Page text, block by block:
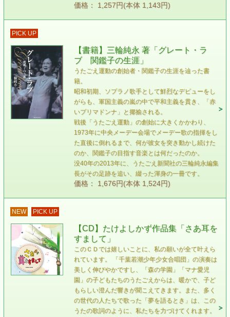
価格： 1,257円(本体 1,143円)
PICK UP
【書籍】三輪純永 著「グレート・ラ
ブ 関鑑子の生涯」
うたごえ運動の創始者・関鑑子の生涯を辿った書
籍。
昭和初期、ソプラノ歌手として鮮烈なデビューをし
がらも、軍国主義の嵐の中で平和主義を貫き、「赤
いプリマドンナ」と揶揄される。
戦後「うたごえ運動」の創始に大きくかかわり、
1973年に中央メーデー会場でメーデー歌の指揮をし
た直後に倒れるまで、何が彼女を突き動かし続けた
のか、関鑑子の目指す音楽とは何だったのか。
没40年の2013年に、うたごえ新聞社の三輪純永編集
長がその足跡を追い、綴った渾身の一冊です。
価格： 1,676円(本体 1,524円)
NEW PICK UP
【CD】たけよしかず作品集「さあ耳を
すまして」
このＣＤでは嬉しいことに、私の願いが全て叶えら
れています。 「千葉若潮少年少女合唱団」の演奏は
美しく伸びやかですし、「森の学園」「マナ愛児
園」の子どもたちのうたごえからは、暖かで、子ど
もらしい澄んだ響きが聞こえてきます。また、多く
の世代の人たちで歌った「夢を語るとき」は、この
うたの歌詞のように、私たちを力づけてくれます。